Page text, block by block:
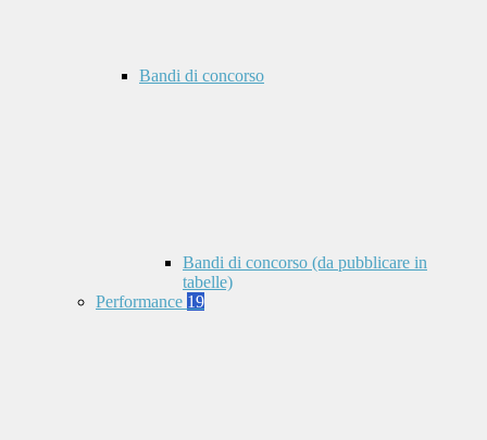
Bandi di concorso
Bandi di concorso (da pubblicare in
tabelle)
Performance 19